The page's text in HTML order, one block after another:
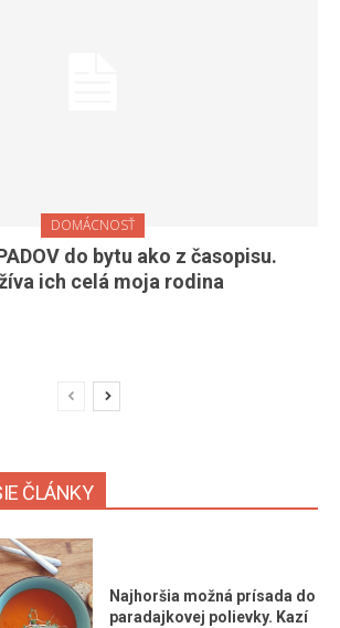
DOMÁCNOSŤ
do bytu ako z časopisu.
ich celá moja rodina
ČLÁNKY
Najhoršia možná prísada do
paradajkovej polievky. Kazí